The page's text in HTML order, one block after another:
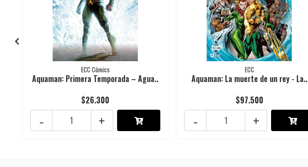
ECC Cómics
Aquaman: Primera Temporada – Agua..
$26.300
+
-
ECC
Aquaman: La muerte de un rey - La..
$97.500
+
-